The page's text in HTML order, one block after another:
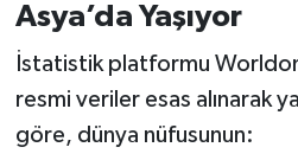
Asya’da Yaşıyor
İstatistik platformu
resmi veriler esas alınarak
göre, dünya nüfusunun: